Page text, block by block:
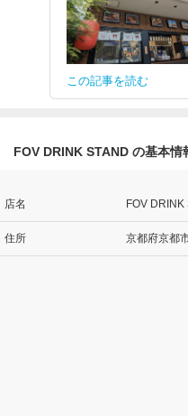
この記事を読む
FOV DRINK STAND の基本情
店名 FOV DRINK
住所 京都府京都